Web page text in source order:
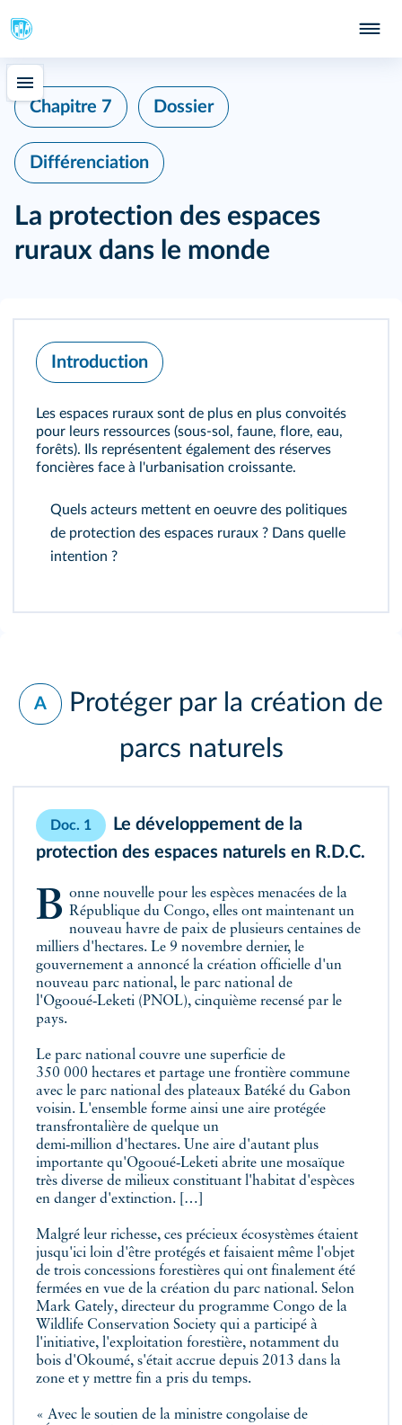
Chapitre 7 Dossier
Différenciation
La protection des espaces
ruraux dans le monde
Introduction
Les espaces ruraux sont de plus en plus convoités
pour leurs ressources (sous-sol, faune, flore, eau,
forêts). Ils représentent également des réserves
foncières face à l'urbanisation croissante.
Quels acteurs mettent en oeuvre des politiques
de protection des espaces ruraux ? Dans quelle
intention ?
A
Protéger par la création de
parcs naturels
Doc. 1
Le développement de la
protection des espaces naturels en R.D.C.
Bonne nouvelle pour les espèces menacées de la République du Congo, elles ont maintenant un
nouveau havre de paix de plusieurs centaines de
milliers d'hectares. Le 9 novembre dernier, le
gouvernement a annoncé la création officielle d'un
nouveau parc national, le parc national de
l'Ogooué‑Leketi (PNOL), cinquième recensé par le
pays.
Le parc national couvre une superficie de
350 000 hectares et partage une frontière commune
avec le parc national des plateaux Batéké du Gabon
voisin. L'ensemble forme ainsi une aire protégée
transfrontalière de quelque un
demi‑million d'hectares. Une aire d'autant plus
importante qu'Ogooué‑Leketi abrite une mosaïque
très diverse de milieux constituant l'habitat d'espèces
en danger d'extinction. […]
Malgré leur richesse, ces précieux écosystèmes étaient
jusqu'ici loin d'être protégés et faisaient même l'objet
de trois concessions forestières qui ont finalement été
fermées en vue de la création du parc national. Selon
Mark Gately, directeur du programme Congo de la
Wildlife Conservation Society qui a participé à
l'initiative, l'exploitation forestière, notamment du
bois d'Okoumé, s'était accrue depuis 2013 dans la
zone et y mettre fin a pris du temps.
« Avec le soutien de la ministre congolaise de